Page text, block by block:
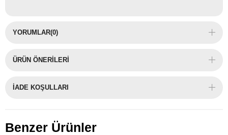
YORUMLAR(0)
ÜRÜN ÖNERILERI
İADE KOŞULLARI
Benzer Ürünler